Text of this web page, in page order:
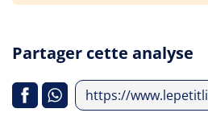
Partager cette analyse
https://